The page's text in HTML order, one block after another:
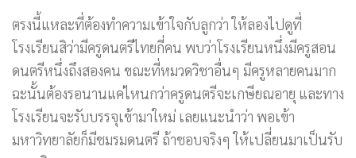
ตรงนี้แหละที่ต้องทำความเข้าใจกับลูกว่า ให้ลองไปดูที่
โรงเรียนสิว่ามีครูดนตรีไทยกี่คน พบว่าโรงเรียนหนึ่งมีครูสอน
ดนตรีหนึ่งถึงสองคน ขณะที่หมวดวิชาอื่นๆ มีครูหลายคนมาก
ฉะนั้นต้องรอนานแค่ไหนกว่าครูดนตรีจะเกษียณอายุ และทาง
โรงเรียนจะรับบรรจุเข้ามาใหม่ เลยแนะนำว่า พอเข้า
มหาวิทยาลัยก็มีชมรมดนตรี ถ้าชอบจริงๆ ให้เปลี่ยนมาเป็นรับ